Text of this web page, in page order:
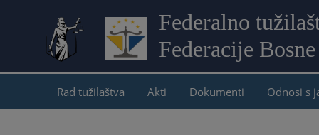
Federalno
Federacije
Rad tužilaštva Akti Dokumenti Odnosi s